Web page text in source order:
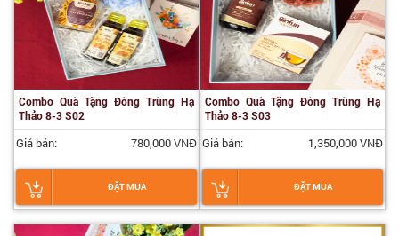
Combo Quà Tặng Đông Trùng Hạ
Thảo 8-3 S02
Giá bán: 780,000 VNĐ
ĐẶT MUA
Combo Quà Tặng Đông Trùng Hạ
Thảo 8-3 S03
Giá bán: 1,350,000 VNĐ
ĐẶT MUA